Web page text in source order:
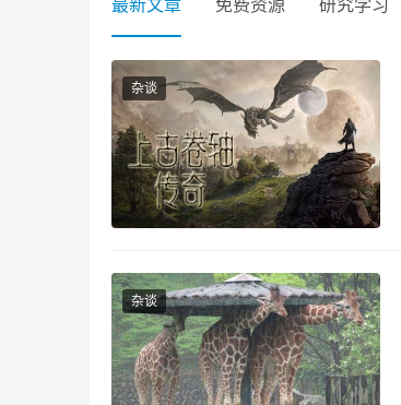
最新文章 免费资源 研究学习
杂谈
杂谈